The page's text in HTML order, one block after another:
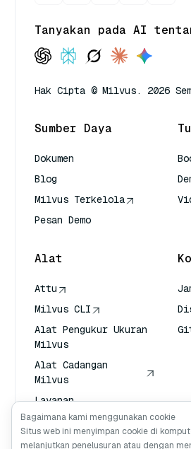
Tanyakan pada AI
Hak Cipta © Milvus. 2026
Sumber Daya
Dokumen
Blog
Milvus Terkelola
Pesan Demo
Alat
Attu
Milvus CLI
Alat Pengukur Ukuran
Milvus
Alat Cadangan
Milvus
Layanan
Transportasi Vektor
(VTS)
Bagaimana kami menggunakan cookie
Situs web ini menyimpan cookie di
melanjutkan penelusuran atau dengan